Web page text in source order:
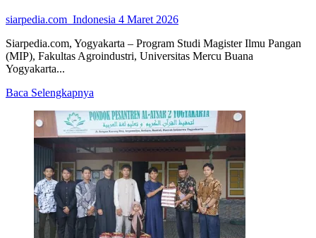
siarpedia.com_Indonesia 4 Maret 2026
Siarpedia.com, Yogyakarta – Program Studi Magister Ilmu Pangan
(MIP), Fakultas Agroindustri, Universitas Mercu Buana
Yogyakarta...
Baca Selengkapnya
about
Perkuat
Relevansi
Lulusan,
MIP
UMBY
Gelar
Lokakarya
Kurikulum
2026